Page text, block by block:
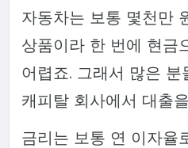
자동차는 보통 몇천만
상품이라 한 번에 현금
어렵죠. 그래서 많은 분
캐피탈 회사에서 대출
금리는 보통 연 이자율